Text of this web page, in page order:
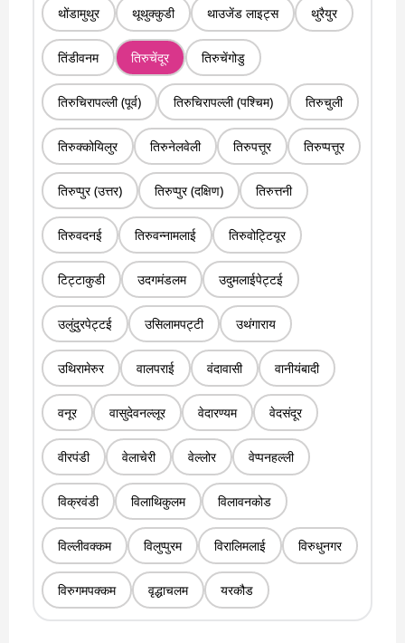
थोंडामुथुर थूथुक्कुडी थाउजेंड लाइट्स थुरैयुर
तिंडीवनम तिरुचेंदूर तिरुचेंगोडु
तिरुचिरापल्ली (पूर्व) तिरुचिरापल्ली (पश्चिम) तिरुचुली
तिरुक्कोयिलुर तिरुनेलवेली तिरुपत्तूर तिरुप्पत्तूर
तिरुप्पुर (उत्तर) तिरुप्पुर (दक्षिण) तिरुत्तनी
तिरुवदनई तिरुवन्नामलाई तिरुवोट्टियूर
टिट्टाकुडी उदगमंडलम उदुमलाईपेट्टई
उलुंदुरपेट्टई उसिलामपट्टी उथंगाराय
उथिरामेरुर वालपराई वंदावासी वानीयंबादी
वनूर वासुदेवनल्लूर वेदारण्यम वेदसंदूर
वीरपंडी वेलाचेरी वेल्लोर वेप्पनहल्ली
विक्रवंडी विलाथिकुलम विलावनकोड
विल्लीवक्कम विलुप्पुरम विरालिमलाई विरुधुनगर
विरुगमपक्कम वृद्धाचलम यरकौड